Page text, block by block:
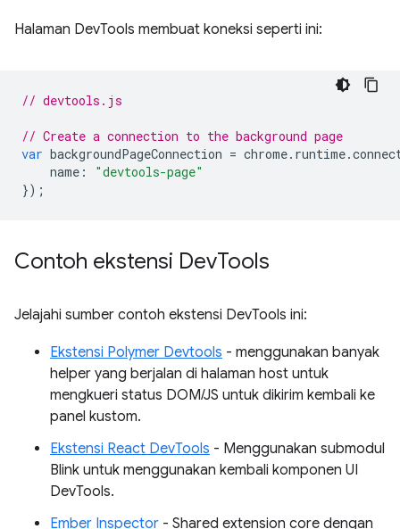
Halaman DevTools membuat koneksi seperti ini:
// devtools.js
// Create a connection to the background page
var backgroundPageConnection = chrome. runtime.
name :
"devtools-page"
});
Contoh ekstensi DevTools
Jelajahi sumber contoh ekstensi DevTools ini:
Ekstensi Polymer Devtools - menggunakan banyak
helper yang berjalan di halaman host untuk
mengkueri status DOM/JS untuk dikirim kembali ke
panel kustom.
Ekstensi React DevTools - Menggunakan submodul
Blink untuk menggunakan kembali komponen UI
DevTools.
Ember Inspector - Shared extension core dengan